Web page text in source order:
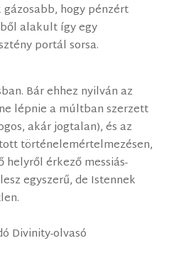
hogy pénzért
alakult így egy
portál sorsa.
Bár ehhez nyilván az
lépnie a múltban szerzett
akár jogtalan), és az
történelemértelmezésen,
helyről érkező messiás-
egyszerű, de Istennek
Divinity-olvasó